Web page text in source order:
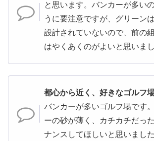
と思います。バンカーが多い
うに要注意ですが、グリーン
設計されていないので、前の
はやくあくのがよいと思いまし
都心から近く、好きなゴルフ
バンカーが多いゴルフ場です
ーの砂が薄く、カチカチだっ
ナンスしてほしいと思いました